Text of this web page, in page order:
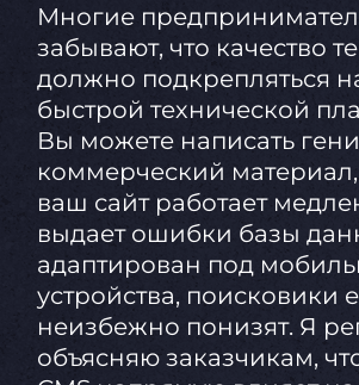
Многие
забывают, что качество
должно подкрепляться
быстрой технической
Вы можете написать
коммерческий
ваш сайт работает
выдает ошибки базы
адаптирован под
устройства, поисковики
неизбежно понизят. Я
объясняю заказчикам,